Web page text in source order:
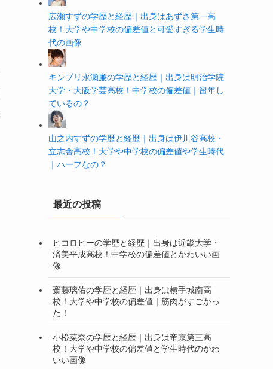
広瀬すずの学歴と経歴｜出身はあずさ第一高
校！大学や中学校の偏差値と可愛すぎる学生時
代の画像
キンプリ永瀬廉の学歴と経歴｜出身は明治学院
大学・大阪学芸高校！中学校の偏差値｜留年し
ているの？
山之内すずの学歴と経歴｜出身は伊川谷高校・
立志舎高校！大学や中学校の偏差値や学生時代
｜ハーフなの？
最近の投稿
ヒコロヒーの学歴と経歴｜出身は近畿大学・
済美平成高校！中学校の偏差値とかわいい画
像
齋藤璃佑の学歴と経歴｜出身は横手城南高
校！大学や中学校の偏差値｜筋肉がすごかっ
た！
小松菜奈の学歴と経歴｜出身は帝京第三高
校！大学や中学校の偏差値と学生時代のかわ
いい画像